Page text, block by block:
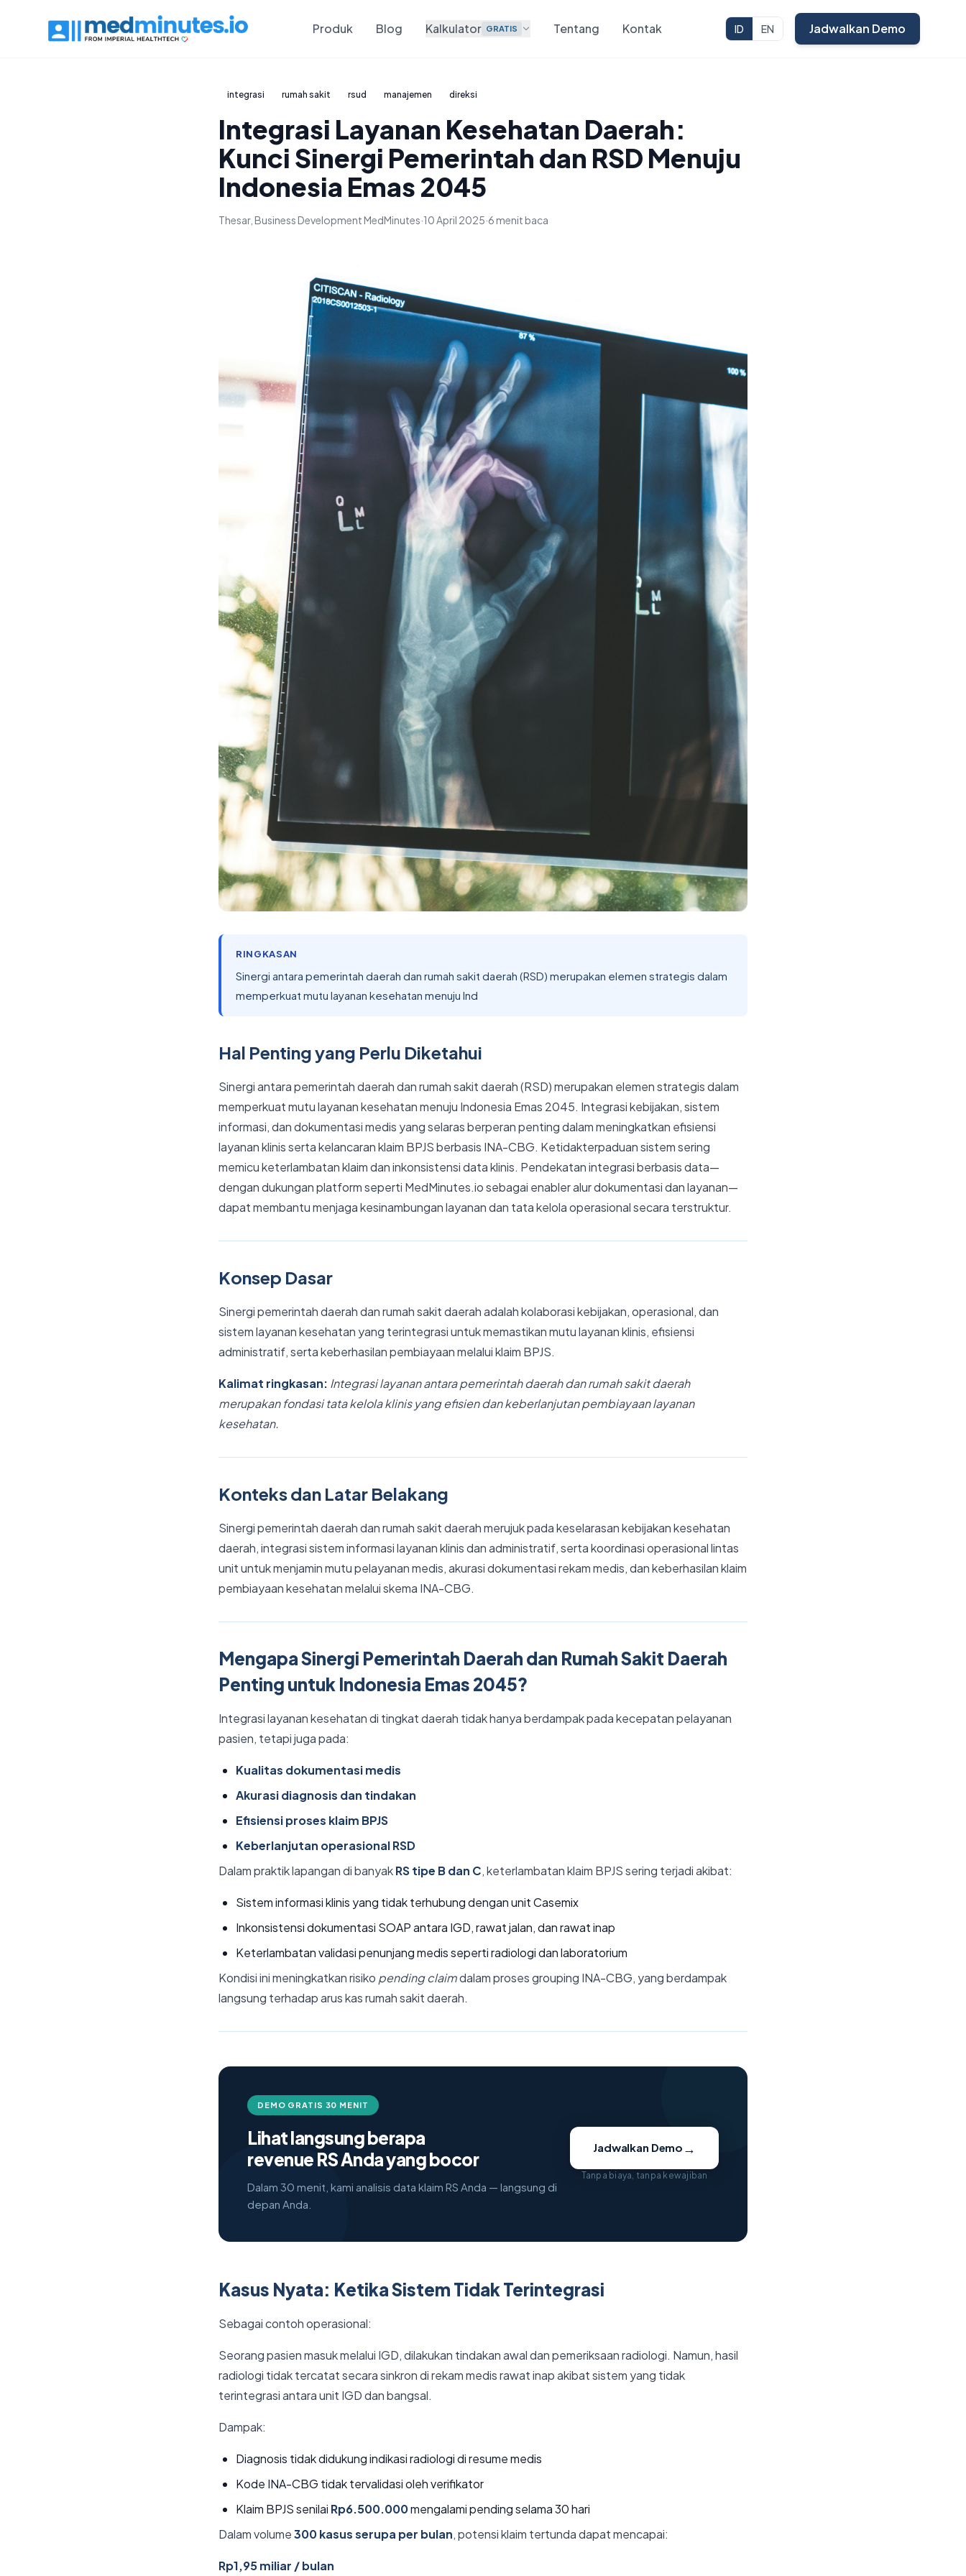
Produk Blog Kalkulator GRATIS Tentang Kontak ID EN Jadwalkan Demo
integrasi rumah sakit rsud manajemen direksi
Integrasi Layanan Kesehatan Daerah:
Kunci Sinergi Pemerintah dan RSD Menuju
Indonesia Emas 2045
Thesar, Business Development MedMinutes·10 April 2025·6 menit baca
RINGKASAN
Sinergi antara pemerintah daerah dan rumah sakit daerah (RSD) merupakan elemen strategis dalam
memperkuat mutu layanan kesehatan menuju Ind
Hal Penting yang Perlu Diketahui
Sinergi antara pemerintah daerah dan rumah sakit daerah (RSD) merupakan elemen strategis dalam
memperkuat mutu layanan kesehatan menuju Indonesia Emas 2045. Integrasi kebijakan, sistem
informasi, dan dokumentasi medis yang selaras berperan penting dalam meningkatkan efisiensi
layanan klinis serta kelancaran klaim BPJS berbasis INA-CBG. Ketidakterpaduan sistem sering
memicu keterlambatan klaim dan inkonsistensi data klinis. Pendekatan integrasi berbasis data—
dengan dukungan platform seperti MedMinutes.io sebagai enabler alur dokumentasi dan layanan—
dapat membantu menjaga kesinambungan layanan dan tata kelola operasional secara terstruktur.
Konsep Dasar
Sinergi pemerintah daerah dan rumah sakit daerah adalah kolaborasi kebijakan, operasional, dan
sistem layanan kesehatan yang terintegrasi untuk memastikan mutu layanan klinis, efisiensi
administratif, serta keberhasilan pembiayaan melalui klaim BPJS.
Kalimat ringkasan: Integrasi layanan antara pemerintah daerah dan rumah sakit daerah
merupakan fondasi tata kelola klinis yang efisien dan keberlanjutan pembiayaan layanan
kesehatan.
Konteks dan Latar Belakang
Sinergi pemerintah daerah dan rumah sakit daerah merujuk pada keselarasan kebijakan kesehatan
daerah, integrasi sistem informasi layanan klinis dan administratif, serta koordinasi operasional lintas
unit untuk menjamin mutu pelayanan medis, akurasi dokumentasi rekam medis, dan keberhasilan klaim
pembiayaan kesehatan melalui skema INA-CBG.
Mengapa Sinergi Pemerintah Daerah dan Rumah Sakit Daerah
Penting untuk Indonesia Emas 2045?
Integrasi layanan kesehatan di tingkat daerah tidak hanya berdampak pada kecepatan pelayanan
pasien, tetapi juga pada:
Kualitas dokumentasi medis
Akurasi diagnosis dan tindakan
Efisiensi proses klaim BPJS
Keberlanjutan operasional RSD
Dalam praktik lapangan di banyakRS tipe B dan C, keterlambatan klaim BPJS sering terjadi akibat:
Sistem informasi klinis yang tidak terhubung dengan unit Casemix
Inkonsistensi dokumentasi SOAP antara IGD, rawat jalan, dan rawat inap
Keterlambatan validasi penunjang medis seperti radiologi dan laboratorium
Kondisi ini meningkatkan risiko pending claimdalam proses grouping INA-CBG, yang berdampak
langsung terhadap arus kas rumah sakit daerah.
DEMO GRATIS 30 MENIT
Lihat langsung berapa
revenue RS Anda yang bocor
Dalam 30 menit, kami analisis data klaim RS Anda — langsung di
depan Anda.
Jadwalkan Demo →
Tanpa biaya, tanpa kewajiban
Kasus Nyata: Ketika Sistem Tidak Terintegrasi
Sebagai contoh operasional:
Seorang pasien masuk melalui IGD, dilakukan tindakan awal dan pemeriksaan radiologi. Namun, hasil
radiologi tidak tercatat secara sinkron di rekam medis rawat inap akibat sistem yang tidak
terintegrasi antara unit IGD dan bangsal.
Dampak:
Diagnosis tidak didukung indikasi radiologi di resume medis
Kode INA-CBG tidak tervalidasi oleh verifikator
Klaim BPJS senilai Rp6.500.000mengalami pending selama 30 hari
Dalam volume300 kasus serupa per bulan, potensi klaim tertunda dapat mencapai:
Rp1,95 miliar / bulan